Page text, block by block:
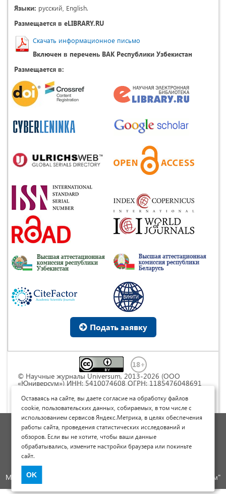
Языки: русский, English.
Размещается в eLIBRARY.RU
Скачать информационное письмо
Включен в перечень ВАК Республики Узбекистан
Размещается в:
Подать заявку
© Научные журналы Universum, 2013-2026 (ООО
«Юниверсум») ИНН: 5410074608 ОГРН: 1185476048691
Commons « Attribution» («Атрибуция») 4.0
Непортированная
Политика обработки персональных данных
Договор оферты
Опубликовать научную статью
Международный научно-исследовательский журнал "Юниверсум"
Оставаясь на сайте, вы даете согласие на обработку файлов
cookie, пользовательских данных, собираемых, в том числе с
использованием сервисов Яндекс.Метрика, в целях обеспечения
работы сайта, проведения статистических исследований и
обзоров. Если вы не хотите, чтобы ваши данные
обрабатывались, измените настройки браузера или покиньте
сайт.
OK